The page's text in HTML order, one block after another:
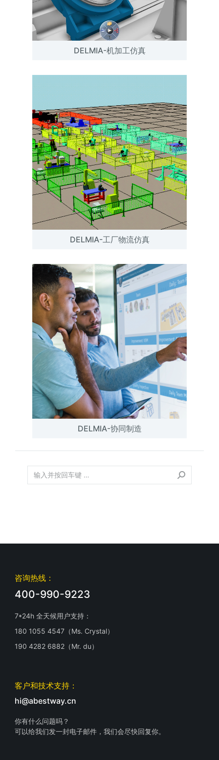
DELMIA-机加工仿真
DELMIA-工厂物流仿真
DELMIA-协同制造
咨询热线：
400-990-9223
7*24h 全天候用户支持：
180 1055 4547（Ms. Crystal）
190 4282 6882（Mr. du）
客户和技术支持：
hi@abestway.cn
你有什么问题吗？
可以给我们发一封电子邮件，我们会尽快回复你。